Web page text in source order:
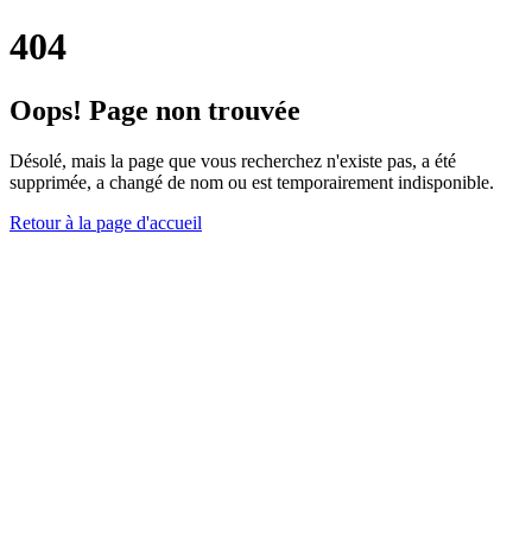
404
Oops! Page non trouvée
Désolé, mais la page que vous recherchez n'existe pas, a été
supprimée, a changé de nom ou est temporairement indisponible.
Retour à la page d'accueil